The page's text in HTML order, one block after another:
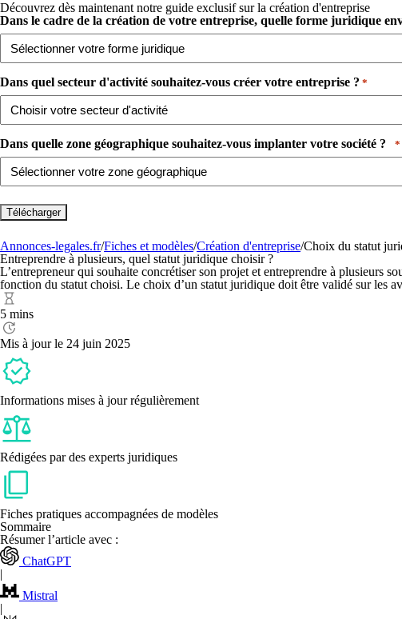
Découvrez dès maintenant notre guide exclusif sur la création d'entreprise
Dans le cadre de la création de votre entreprise, quelle forme juridique
Dans quel secteur d'activité souhaitez-vous créer votre entreprise ?​ *
Dans quelle zone géographique souhaitez-vous implanter votre société ? ​ ​ *
Annonces-legales.fr/Fiches et modèles/Création d'entreprise/Choix du statut
Entreprendre à plusieurs, quel statut juridique choisir ?
L’entrepreneur qui souhaite concrétiser son projet et entreprendre à plusieurs
fonction du statut choisi. Le choix d’un statut juridique doit être validé sur les
5 mins
Mis à jour le 24 juin 2025
Informations mises à jour régulièrement
Rédigées par des experts juridiques
Fiches pratiques accompagnées de modèles
Sommaire
Résumer l’article avec :
ChatGPT
|
Mistral
|